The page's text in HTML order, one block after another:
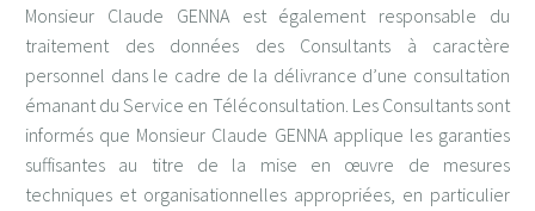
Monsieur Claude GENNA est également responsable du
traitement des données des Consultants à caractère
personnel dans le cadre de la délivrance d’une consultation
émanant du Service en Téléconsultation. Les Consultants sont
informés que Monsieur Claude GENNA applique les garanties
suffisantes au titre de la mise en œuvre de mesures
techniques et organisationnelles appropriées, en particulier